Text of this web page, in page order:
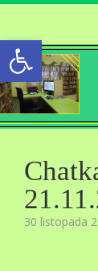
Open toolbar
30 listopada